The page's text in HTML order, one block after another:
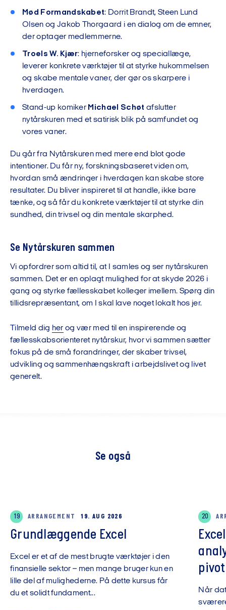
Mød Formandskabet: Dorrit Brandt, Steen Lund
Olsen og Jakob Thorgaard i en dialog om de emner,
der optager medlemmerne.
Troels W. Kjær: hjerneforsker og speciallæge,
leverer konkrete værktøjer til at styrke hukommelsen
og skabe mentale vaner, der gør os skarpere i
hverdagen.
Stand-up komiker Michael Schøt afslutter
nytårskuren med et satirisk blik på samfundet og
vores vaner.
Du går fra Nytårskuren med mere end blot gode
intentioner. Du får ny, forskningsbaseret viden om,
hvordan små ændringer i hverdagen kan skabe store
resultater. Du bliver inspireret til at handle, ikke bare
tænke, og så får du konkrete værktøjer til at styrke din
sundhed, din trivsel og din mentale skarphed.
Se Nytårskuren sammen
Vi opfordrer som altid til, at I samles og ser nytårskuren
sammen. Det er en oplagt mulighed for at skyde 2026 i
gang og styrke fællesskabet kolleger imellem. Spørg din
tillidsrepræsentant, om I skal lave noget lokalt hos jer.
Tilmeld dig her og vær med til en inspirerende og
fællesskabsorienteret nytårskur, hvor vi sammen sætter
fokus på de små forandringer, der skaber trivsel,
udvikling og sammenhængskraft i arbejdslivet og livet
generelt.
Se også
19 ARRANGEMENT 19. AUG 2026
Grundlæggende Excel
Excel er et af de mest brugte værktøjer i den
finansielle sektor – men mange bruger kun en
lille del af mulighederne. På dette kursus får
du et solidt fundament...
20
Når